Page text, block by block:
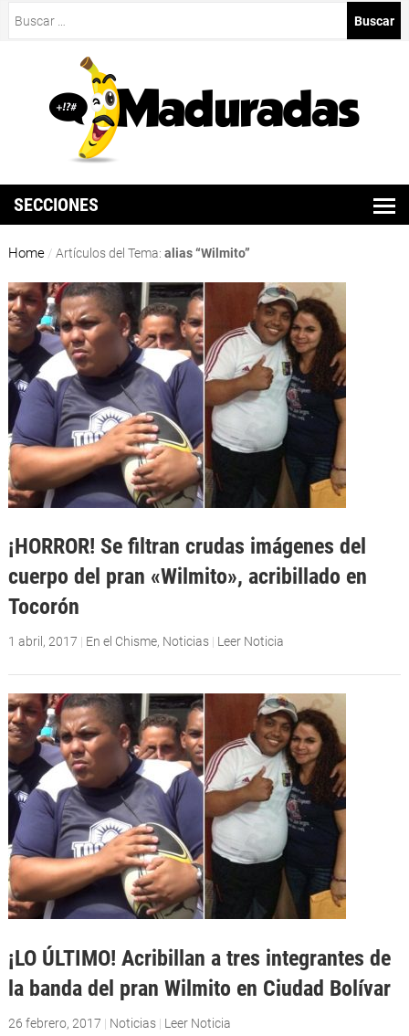
SECCIONES
Home / Artículos del Tema: alias “Wilmito”
¡HORROR! Se filtran crudas imágenes del
cuerpo del pran «Wilmito», acribillado en
Tocorón
1 abril, 2017 | En el Chisme, Noticias | Leer Noticia
¡LO ÚLTIMO! Acribillan a tres integrantes de
la banda del pran Wilmito en Ciudad Bolívar
26 febrero, 2017 | Noticias | Leer Noticia